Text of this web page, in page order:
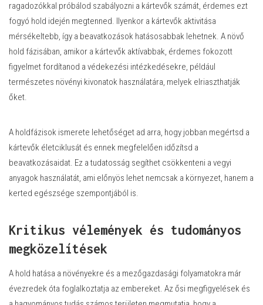
ragadozókkal próbálod szabályozni a kártevők számát, érdemes ezt
fogyó hold idején megtenned. Ilyenkor a kártevők aktivitása
mérsékeltebb, így a beavatkozások hatásosabbak lehetnek. A növő
hold fázisában, amikor a kártevők aktívabbak, érdemes fokozott
figyelmet fordítanod a védekezési intézkedésekre, például
természetes növényi kivonatok használatára, melyek elriaszthatják
őket.
A holdfázisok ismerete lehetőséget ad arra, hogy jobban megértsd a
kártevők életciklusát és ennek megfelelően időzítsd a
beavatkozásaidat. Ez a tudatosság segíthet csökkenteni a vegyi
anyagok használatát, ami előnyös lehet nemcsak a környezet, hanem a
kerted egészsége szempontjából is.
Kritikus vélemények és tudományos
megközelítések
A hold hatása a növényekre és a mezőgazdasági folyamatokra már
évezredek óta foglalkoztatja az embereket. Az ősi megfigyelések és